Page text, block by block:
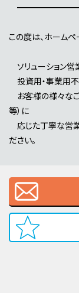
この度は、ホーム
ソリューション営
投資用・事業用不
お客様の様々なご
等）に
応じた丁寧な営
ださい。